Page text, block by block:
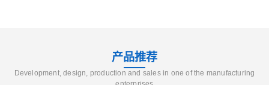
产品推荐
Development, design, production and sales in one of the manufacturing